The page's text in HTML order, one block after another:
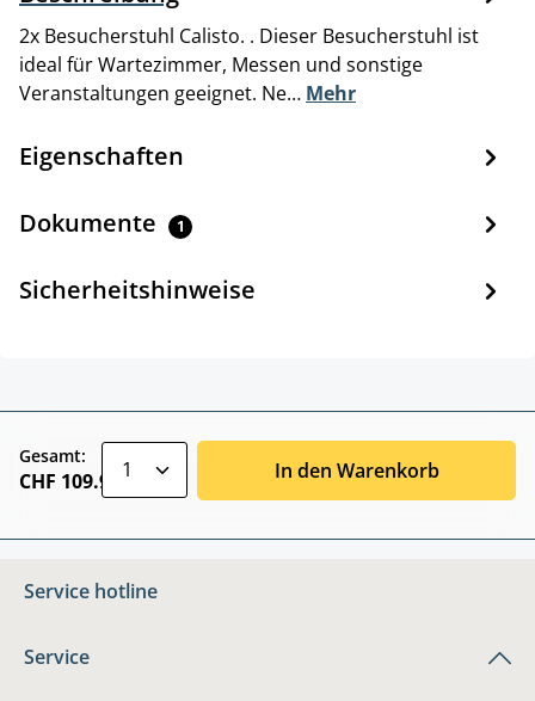
2x Besucherstuhl Calisto. . Dieser Besucherstuhl ist
ideal für Wartezimmer, Messen und sonstige
Veranstaltungen geeignet. Ne… Mehr
Eigenschaften
Dokumente 1
Sicherheitshinweise
Gesamt:
CHF 109.90 In den Warenkorb
Service hotline
Service